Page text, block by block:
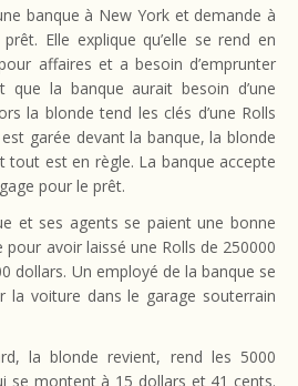
banque à New York et demande à
Elle explique qu’elle se rend en
affaires et a besoin d’emprunter
que la banque aurait besoin d’une
la blonde tend les clés d’une Rolls
garée devant la banque, la blonde
tout est en règle. La banque accepte
pour le prêt.
et ses agents se paient une bonne
avoir laissé une Rolls de 250000
dollars. Un employé de la banque se
la voiture dans le garage souterrain
la blonde revient, rend les 5000
se montent à 15 dollars et 41 cents.